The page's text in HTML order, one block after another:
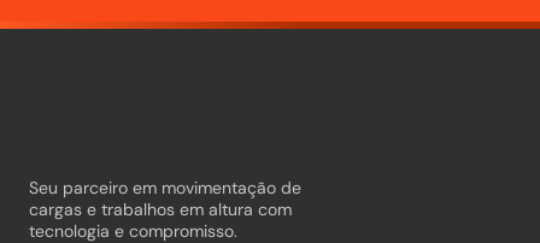
Seu parceiro em movimentação de
cargas e trabalhos em altura com
tecnologia e compromisso.